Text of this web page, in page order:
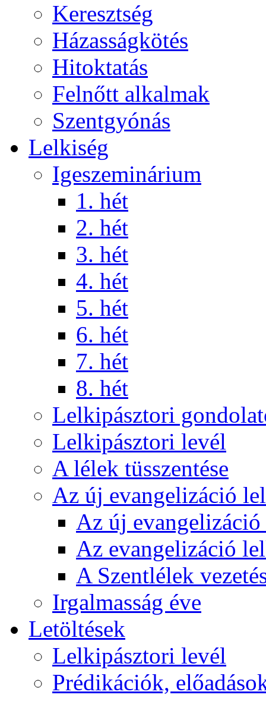
Keresztség
Házasságkötés
Hitoktatás
Felnőtt alkalmak
Szentgyónás
Lelkiség
Igeszeminárium
1. hét
2. hét
3. hét
4. hét
5. hét
6. hét
7. hét
8. hét
Lelkipásztori
Lelkipásztori levél
A lélek tüsszentése
Az új evangelizáció
Az új
Az evangelizáció
A Szentlélek
Irgalmasság éve
Letöltések
Lelkipásztori levél
Prédikációk,